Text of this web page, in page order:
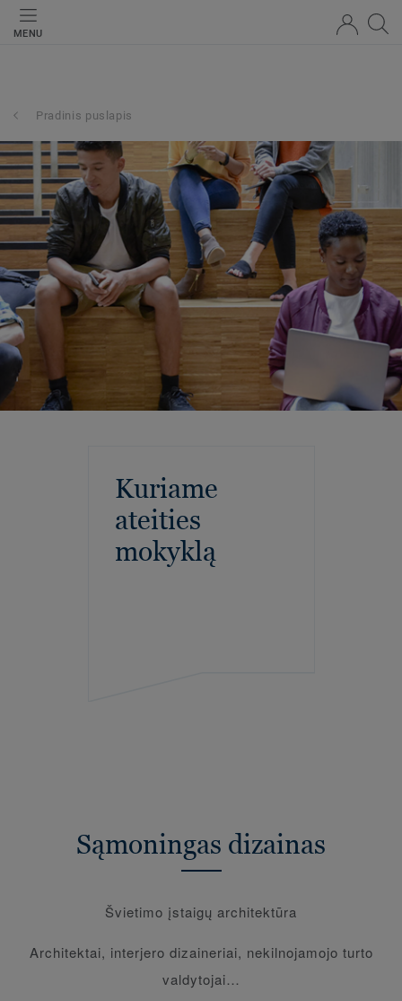
MENU
Pradinis puslapis
Kuriame
ateities
mokyklą
Sąmoningas dizainas
Švietimo įstaigų architektūra
Architektai, interjero dizaineriai, nekilnojamojo turto
valdytojai…